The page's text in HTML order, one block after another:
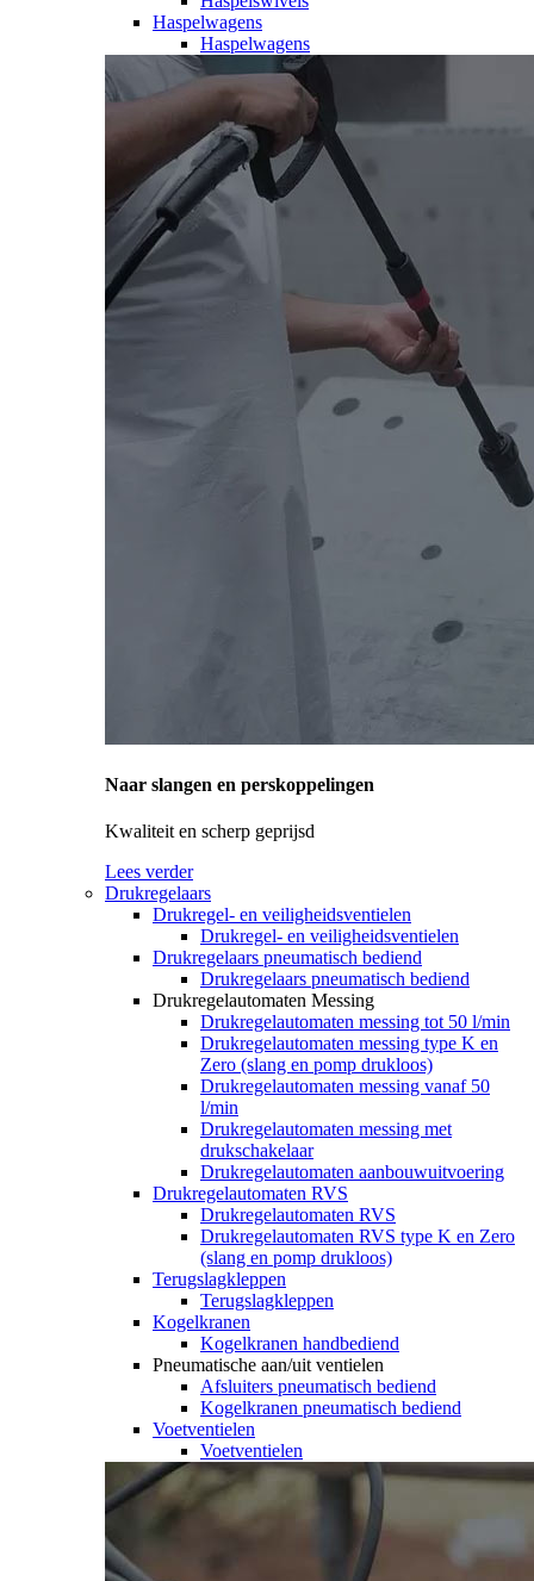
Haspelwagens
Haspelwagens
Naar slangen en perskoppelingen
Kwaliteit en scherp geprijsd
Lees verder
Drukregelaars
Drukregel- en veiligheidsventielen
Drukregel- en veiligheidsventielen
Drukregelaars pneumatisch bediend
Drukregelaars pneumatisch bediend
Drukregelautomaten Messing
Drukregelautomaten messing tot 50 l/min
Drukregelautomaten messing type K en
Zero (slang en pomp drukloos)
Drukregelautomaten messing vanaf 50
l/min
Drukregelautomaten messing met
drukschakelaar
Drukregelautomaten aanbouwuitvoering
Drukregelautomaten RVS
Drukregelautomaten RVS
Drukregelautomaten RVS type K en Zero
(slang en pomp drukloos)
Terugslagkleppen
Terugslagkleppen
Kogelkranen
Kogelkranen handbediend
Pneumatische aan/uit ventielen
Afsluiters pneumatisch bediend
Kogelkranen pneumatisch bediend
Voetventielen
Voetventielen